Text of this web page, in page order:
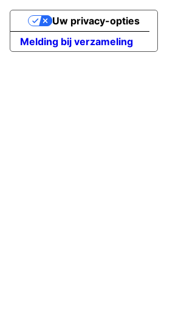
Melding bij verzameling
Uw privacy-opties